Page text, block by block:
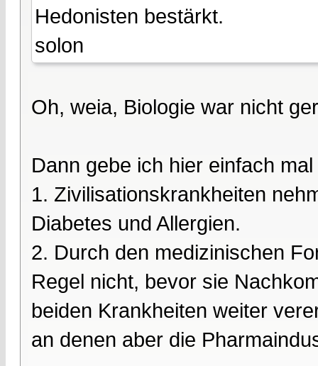
Hedonisten bestärkt.
solon
Oh, weia, Biologie war nicht
Dann gebe ich hier einfach
1. Zivilisationskrankheiten
Diabetes und Allergien.
2. Durch den medizinischen
Regel nicht, bevor sie
beiden Krankheiten weiter
an denen aber die